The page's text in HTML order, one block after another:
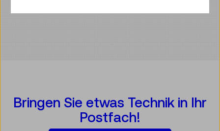
Bringen Sie etwas Technik in Ihr
Postfach!